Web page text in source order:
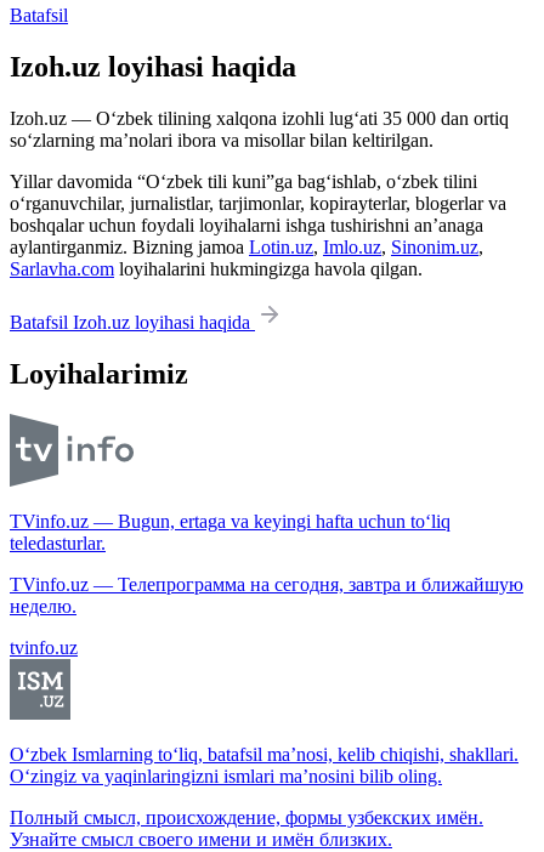
Batafsil
Izoh.uz loyihasi haqida
Izoh.uz — O‘zbek tilining xalqona izohli lug‘ati 35 000 dan ortiq
so‘zlarning ma’nolari ibora va misollar bilan keltirilgan.
Yillar davomida “O‘zbek tili kuni”ga bag‘ishlab, o‘zbek tilini
o‘rganuvchilar, jurnalistlar, tarjimonlar, kopirayterlar, blogerlar va
boshqalar uchun foydali loyihalarni ishga tushirishni an’anaga
aylantirganmiz. Bizning jamoa Lotin.uz, Imlo.uz, Sinonim.uz,
Sarlavha.com loyihalarini hukmingizga havola qilgan.
Batafsil Izoh.uz loyihasi haqida
Loyihalarimiz
TVinfo.uz — Bugun, ertaga va keyingi hafta uchun to‘liq
teledasturlar.
TVinfo.uz — Телепрограмма на сегодня, завтра и ближайшую
неделю.
tvinfo.uz
O‘zbek Ismlarning to‘liq, batafsil ma’nosi, kelib chiqishi, shakllari.
O‘zingiz va yaqinlaringizni ismlari ma’nosini bilib oling.
Полный смысл, происхождение, формы узбекских имён.
Узнайте смысл своего имени и имён близких.